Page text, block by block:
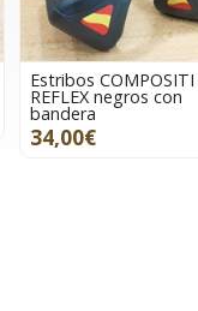
Estribos COMPOSITI
REFLEX negros con
bandera
34,00€